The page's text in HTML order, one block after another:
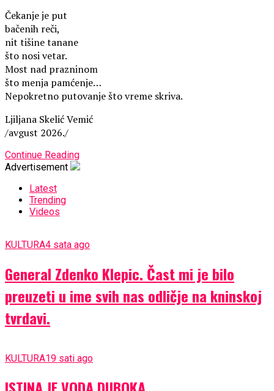
Čekanje je put
bačenih reči,
nit tišine tanane
što nosi vetar.
Most nad prazninom
što menja pamćenje…
Nepokretno putovanje što vreme skriva.
Ljiljana Skelić Vemić
/avgust 2026./
Continue Reading
Advertisement
Latest
Trending
Videos
KULTURA4 sata ago
General Zdenko Klepic. Čast mi je bilo
preuzeti u ime svih nas odličje na kninskoj
tvrdavi.
KULTURA19 sati ago